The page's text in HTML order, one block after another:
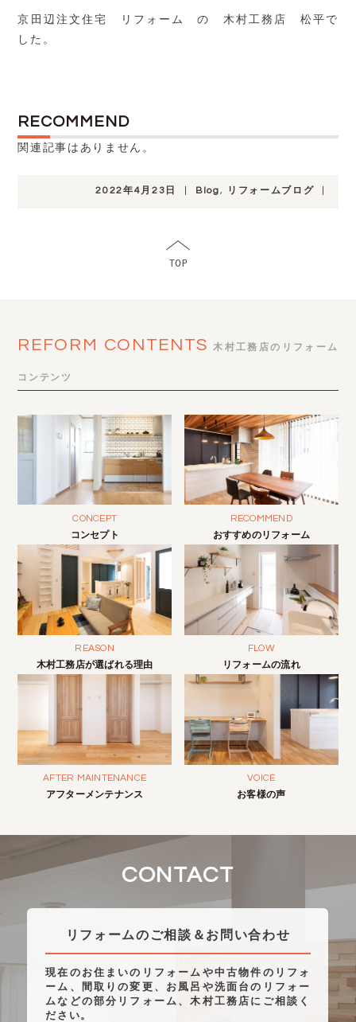
京田辺注文住宅 リフォーム の 木村工務店 松平で
した。
RECOMMEND
関連記事はありません。
2022年4月23日 Blog, リフォームブログ
REFORM CONTENTS 木村工務店のリフォーム
コンテンツ
CONCEPT
コンセプト
RECOMMEND
おすすめのリフォーム
REASON
木村工務店が選ばれる理由
FLOW
リフォームの流れ
AFTER MAINTENANCE
アフターメンテナンス
VOICE
お客様の声
CONTACT
リフォームのご相談＆お問い合わせ
現在のお住まいのリフォームや中古物件のリフォ
ーム、間取りの変更、お風呂や洗面台のリフォー
ムなどの部分リフォーム、木村工務店にご相談く
ださい。